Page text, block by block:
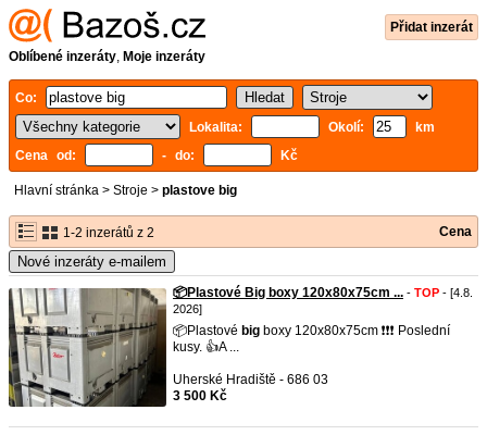
Přidat inzerát
Oblíbené inzeráty, Moje inzeráty
Co:
Lokalita:
Okolí:
km
Cena od:
- do: Kč
Hlavní stránka > Stroje > plastove big
1-2 inzerátů z 2 Cena
Nové inzeráty e-mailem
📦Plastové Big boxy 120x80x75cm ... - TOP - [4.8.
2026]
📦Plastové big boxy 120x80x75cm ❗️❗️❗️ Poslední
kusy. 👍A ...
Uherské Hradiště - 686 03
3 500 Kč